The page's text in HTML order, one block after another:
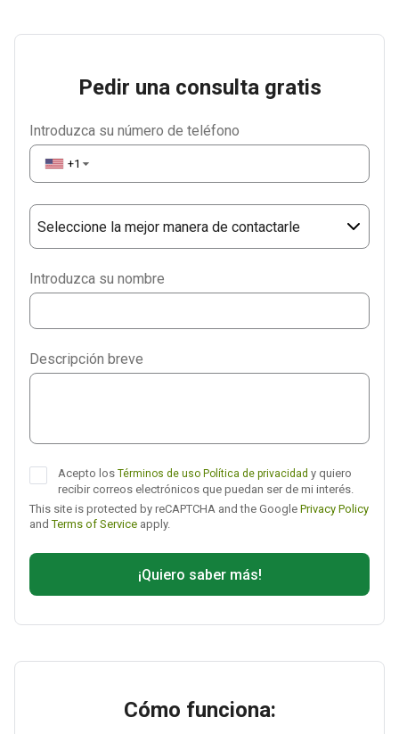
Pedir una consulta gratis
Introduzca su número de teléfono
+1 ▼
Seleccione la mejor manera de contactarle
Telegram
Introduzca su nombre
Descripción breve
Acepto los Términos de uso Política de privacidad y quiero
recibir correos electrónicos que puedan ser de mi interés.
This site is protected by reCAPTCHA and the Google Privacy Policy
andTerms of Service apply.
¡Quiero saber más!
Cómo funciona: